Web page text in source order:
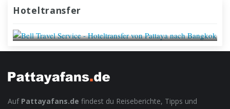
Hoteltransfer
HOTELTRANSFER VON
Auf Pattayafans.de findest du Reiseberichte, Tipps und